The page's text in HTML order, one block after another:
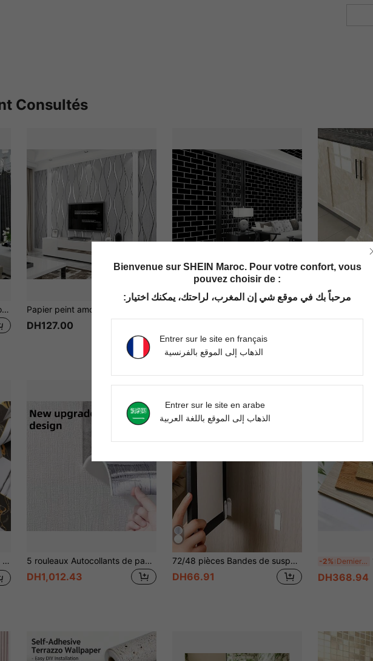
Consultés
Papier peint rayé embossé moderne imprimé 3D en tissu non tissé, convient pour le salon, la chambre à coucher, la cuisine et la salle de bain, blanc
DH127.00
1 rouleau de papier contact jaune épais et brillant - imperméable,
5 rouleaux Autocollants de papier peint en mousse 3D, panneaux muraux autoadhésifs épais, design texturé, stickers muraux de rénovation de la maison, faciles à décoller et à coller, faciles à nettoyer et à couper, convient pour le salon, la cuisine, la chambre, le dortoir, la décoration de bureau
DH1,012.43
72/48 pièces Bandes de suspension d'image sans dommage - Crochets muraux amovibles double face, bandes de suspension d'image en nylon, crochets muraux sans perçage, étagères murales pour cadres, ruban magique invisible, ruban adhésif mural double face sans dommage, ruban d'installation imperméable, bandes de suspension en polyamide haute résistance - Anneaux de suspension non destructifs, idéal pour les photos et les décorations de Noël, choix parfait pour la saison des fêtes.
DH66.91
-2% Derniers 2 jours
DH368.94
Bienvenue sur SHEIN Maroc. Pour votre confort, vous
pouvez choisir de :
مرحباً بك في موقع شي إن المغرب، لراحتك، يمكنك اختيار:
Entrer sur le site en français
الذهاب إلى الموقع بالفرنسية
Entrer sur le site en arabe
الذهاب إلى الموقع باللغة العربية